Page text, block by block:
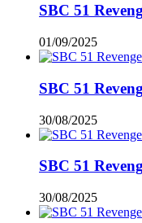
SBC 51
01/09/2025
SBC 51
30/08/2025
SBC 51
30/08/2025